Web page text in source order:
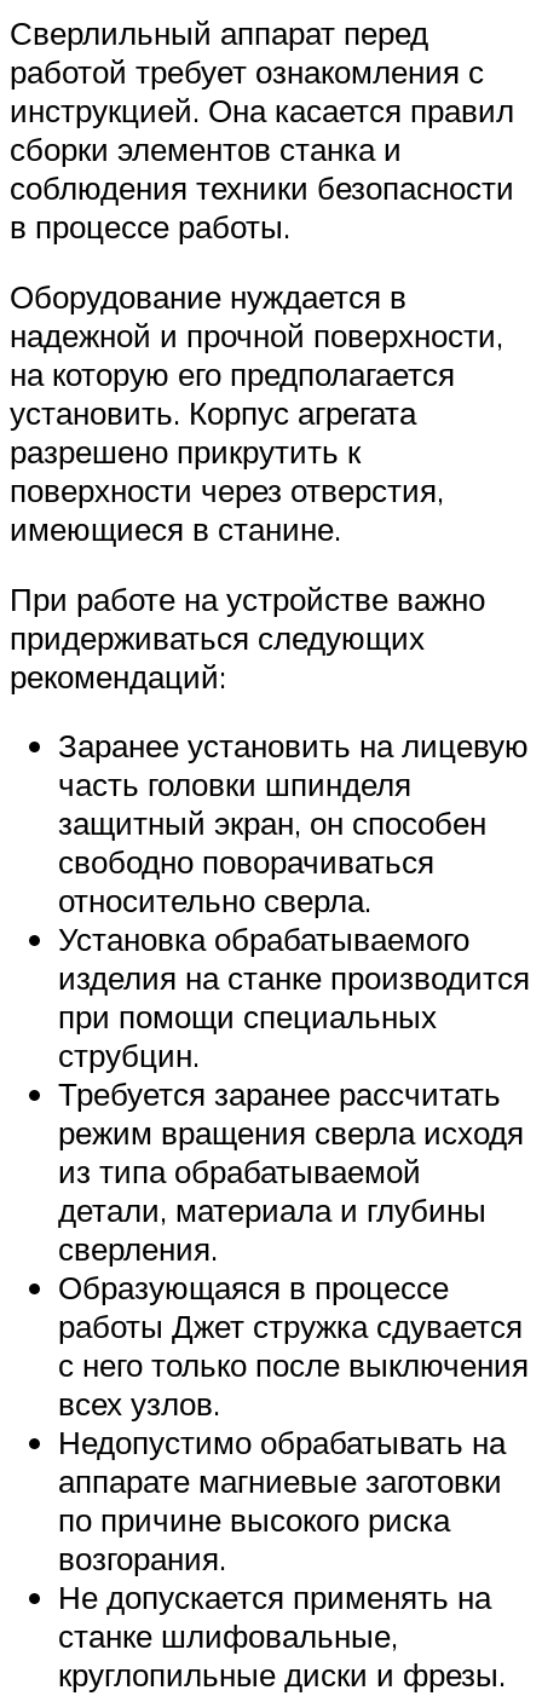
Сверлильный аппарат перед
работой требует ознакомления с
инструкцией. Она касается правил
сборки элементов станка и
соблюдения техники безопасности
в процессе работы.
Оборудование нуждается в
надежной и прочной поверхности,
на которую его предполагается
установить. Корпус агрегата
разрешено прикрутить к
поверхности через отверстия,
имеющиеся в станине.
При работе на устройстве важно
придерживаться следующих
рекомендаций:
Заранее установить на лицевую
часть головки шпинделя
защитный экран, он способен
свободно поворачиваться
относительно сверла.
Установка обрабатываемого
изделия на станке производится
при помощи специальных
струбцин.
Требуется заранее рассчитать
режим вращения сверла исходя
из типа обрабатываемой
детали, материала и глубины
сверления.
Образующаяся в процессе
работы Джет стружка сдувается
с него только после выключения
всех узлов.
Недопустимо обрабатывать на
аппарате магниевые заготовки
по причине высокого риска
возгорания.
Не допускается применять на
станке шлифовальные,
круглопильные диски и фрезы.